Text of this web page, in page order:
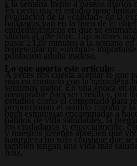
a la semana frente a paseos diarios
Es cierto que el estudio tiene
evaluación de la «calidad» de la
hallazgos van en la línea de lo
epidemiológicos en que se
salidas al aire libre. Los autores
pasar ≥120 minutos a la semana
representar un «umbral»
población adulta inglesa.
Lo que aporta este artículo:
A veces nos cuesta aceptar lo que
más en contacto con la naturaleza
sentirnos mejor. En una época en
mensurable para ser creído y, por
estudios como el comentado para
proporcionan el sentido común y
otras estrategias encaminadas a
hábitos de vida saludables, la
los ciudadanos y, especialmente,
y nuestros jóvenes aprecien que
naturaleza no sólo consigue que
también tengan una vida más
feliz.